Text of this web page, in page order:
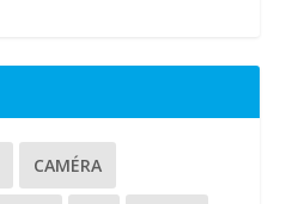
CAMÉRA